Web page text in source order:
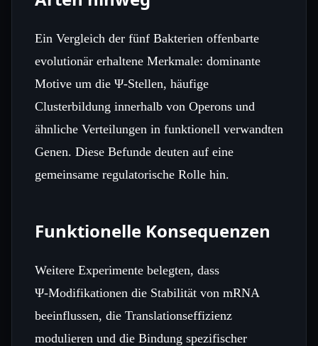
Ein Vergleich der fünf Bakterien offenbarte
evolutionär erhaltene Merkmale: dominante
Motive um die Ψ‑Stellen, häufige
Clusterbildung innerhalb von Operons und
ähnliche Verteilungen in funktionell verwandten
Genen. Diese Befunde deuten auf eine
gemeinsame regulatorische Rolle hin.
Funktionelle Konsequenzen
Weitere Experimente belegten, dass
Ψ‑Modifikationen die Stabilität von mRNA
beeinflussen, die Translationseffizienz
modulieren und die Bindung spezifischer